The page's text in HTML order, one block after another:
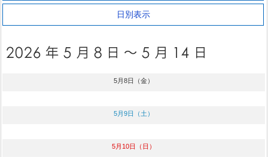
日別表示
5月8日（金）
5月9日（土）
5月10日（日）